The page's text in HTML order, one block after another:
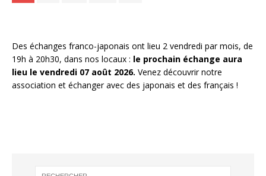
Des échanges franco-japonais ont lieu 2 vendredi par mois, de
19h à 20h30, dans nos locaux : le prochain échange aura
lieu le vendredi 07 août 2026. Venez découvrir notre
association et échanger avec des japonais et des français !